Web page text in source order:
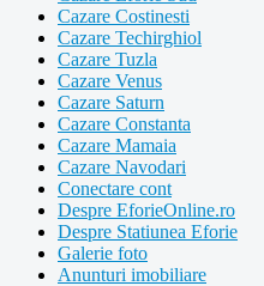
Cazare Costinesti
Cazare Techirghiol
Cazare Tuzla
Cazare Venus
Cazare Saturn
Cazare Constanta
Cazare Mamaia
Cazare Navodari
Conectare cont
Despre EforieOnline.ro
Despre Statiunea Eforie
Galerie foto
Anunturi imobiliare